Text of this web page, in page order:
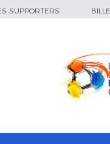
SUPPORTERS